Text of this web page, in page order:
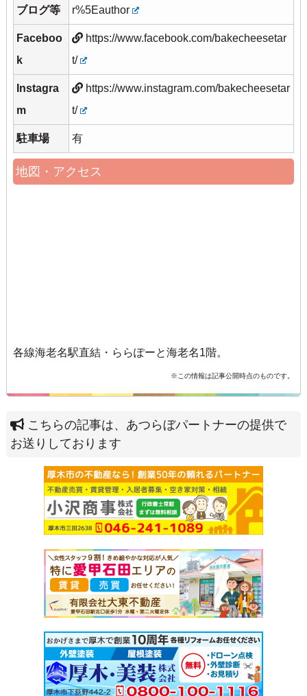
ブログ等
r%5Eauthor
Faceboo
k
https://www.facebook.com/bakecheesetar
t/
Instagra
m
https://www.instagram.com/bakecheesetar
t/
駐車場 有
地図・アクセス
各線海老名駅直結・ららぽーと海老名1階。
※この情報は記事公開時点のものです。
こちらの記事は、あつらぼパートナーの提供で
お送りしております